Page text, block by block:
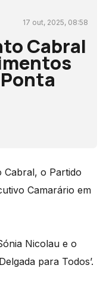
17 out, 2025, 08:58
Cabral
Cabral, o Partido
Camarário em
Nicolau e o
para Todos’.